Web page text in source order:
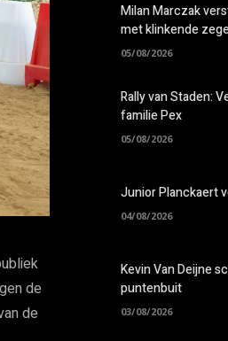
de
de
Milan Marczak
met klinkende
05/08/2026
Rally van Staden:
familie Pex
05/08/2026
Junior Planckaert
04/08/2026
Kevin Van Deijne
puntenbuit
03/08/2026